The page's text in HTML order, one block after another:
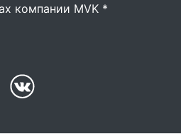
компании MVK *